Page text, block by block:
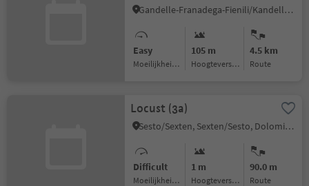
Neunhäusern/Nove Case
Gandelle-Franadega-Fienili/Kandellen-Frondeigen-Stadlern, Toblach/Dobbiaco, Dolomites Region 3 Zinnen
Easy
Moeilijkheidsgraad
105 m
Hoogteverschil
4.5 km
Route
Locust (3a)
Sesto/Sexten, Sexten/Sesto, Dolomites Region 3 Zinnen
Difficult
Moeilijkheidsgraad
1 m
Hoogteverschil
90.0 m
Route